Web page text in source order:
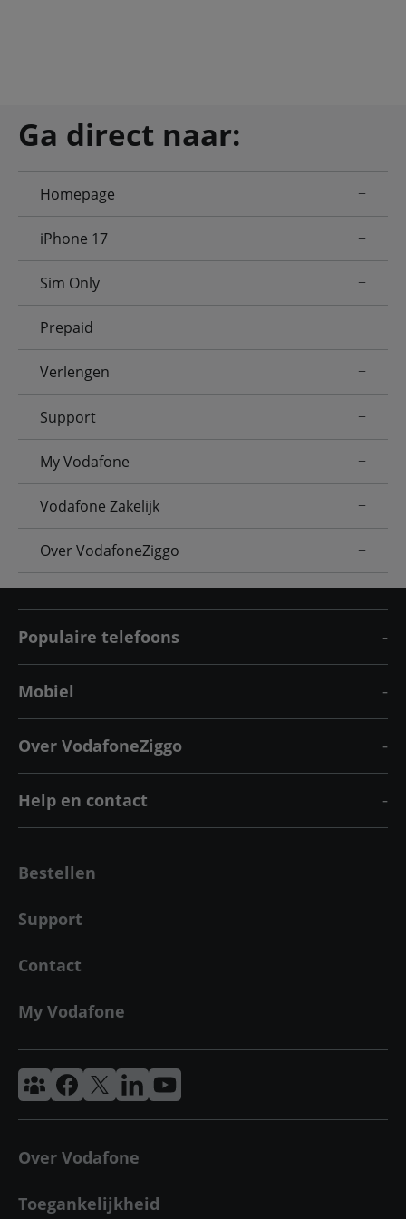
Ga direct naar:
Homepage
iPhone 17
Sim Only
Prepaid
Verlengen
Support
My Vodafone
Vodafone Zakelijk
Over VodafoneZiggo
Populaire telefoons
Mobiel
Over VodafoneZiggo
Help en contact
Bestellen
Support
Contact
My Vodafone
Vodafone & Ziggo Community
Vodafone Facebook
Vodafone XVodafoneZiggo LinkedIn
Vodafone YouTube
Over Vodafone
Toegankelijkheid